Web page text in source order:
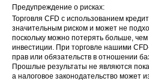
Предупреждение о рисках:
Торговля CFD с использованием
значительным риском и может не
поскольку можно потерять больше,
инвестиции. При торговле нашими
прав или обязательств в отношении
Прошлые результаты не являются
а налоговое законодательство может